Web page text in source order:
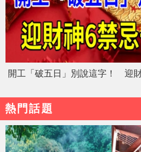
開工「破五日」別說這字！ 迎
熱門話題